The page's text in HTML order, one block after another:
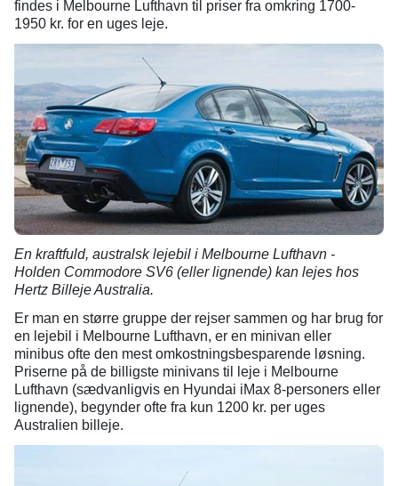
findes i Melbourne Lufthavn til priser fra omkring 1700-
1950 kr. for en uges leje.
En kraftfuld, australsk lejebil i Melbourne Lufthavn -
Holden Commodore SV6 (eller lignende) kan lejes hos
Hertz Billeje Australia.
Er man en større gruppe der rejser sammen og har brug for
en lejebil i Melbourne Lufthavn, er en minivan eller
minibus ofte den mest omkostningsbesparende løsning.
Priserne på de billigste minivans til leje i Melbourne
Lufthavn (sædvanligvis en Hyundai iMax 8-personers eller
lignende), begynder ofte fra kun 1200 kr. per uges
Australien billeje.